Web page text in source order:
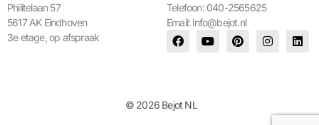
Philitelaan 57
5617 AK Eindhoven
3e etage, op afspraak
Telefoon: 040-2565625
Email: info@bejot.nl
© 2026 Bejot NL